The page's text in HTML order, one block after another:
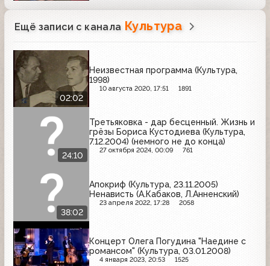
Ещё записи с канала Культура
02:02
Неизвестная программа (Культура,
1998)
10 августа 2020, 17:51 1891
24:10
Третьяковка - дар бесценный. Жизнь и
грёзы Бориса Кустодиева (Культура,
7.12.2004) (немного не до конца)
27 октября 2024, 00:09 761
38:02
Апокриф (Культура, 23.11.2005)
Ненависть (А.Кабаков, Л.Анненский)
23 апреля 2022, 17:28 2058
Концерт Олега Погудина "Наедине с
романсом" (Культура, 03.01.2008)
4 января 2023, 20:53 1525